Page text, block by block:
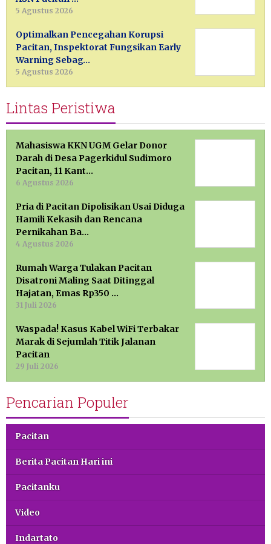
5 Agustus 2026
Optimalkan Pencegahan Korupsi
Pacitan, Inspektorat Fungsikan Early
Warning Sebag…
5 Agustus 2026
Lintas Peristiwa
Mahasiswa KKN UGM Gelar Donor
Darah di Desa Pagerkidul Sudimoro
Pacitan, 11 Kant…
6 Agustus 2026
Pria di Pacitan Dipolisikan Usai Diduga
Hamili Kekasih dan Rencana
Pernikahan Ba…
4 Agustus 2026
Rumah Warga Tulakan Pacitan
Disatroni Maling Saat Ditinggal
Hajatan, Emas Rp350 …
31 Juli 2026
Waspada! Kasus Kabel WiFi Terbakar
Marak di Sejumlah Titik Jalanan
Pacitan
29 Juli 2026
Pencarian Populer
Pacitan
Berita Pacitan Hari ini
Pacitanku
Video
Indartato